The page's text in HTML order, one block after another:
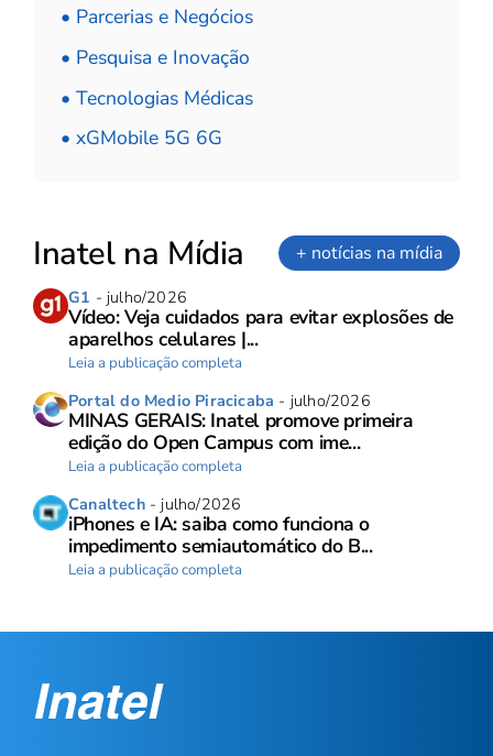
• Parcerias e Negócios
• Pesquisa e Inovação
• Tecnologias Médicas
• xGMobile 5G 6G
Inatel na Mídia + notícias na mídia
G1 - julho/2026
Vídeo: Veja cuidados para evitar explosões de
aparelhos celulares |...
Leia a publicação completa
Portal do Medio Piracicaba - julho/2026
MINAS GERAIS: Inatel promove primeira
edição do Open Campus com ime...
Leia a publicação completa
Canaltech- julho/2026
iPhones e IA: saiba como funciona o
impedimento semiautomático do B...
Leia a publicação completa